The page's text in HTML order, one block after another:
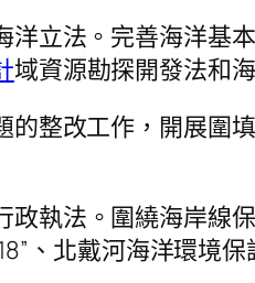
洋立法。完善海洋基
域資源勘探開發法和
整改工作，開展圍填
政執法。圍繞海岸線
、北戴河海洋環